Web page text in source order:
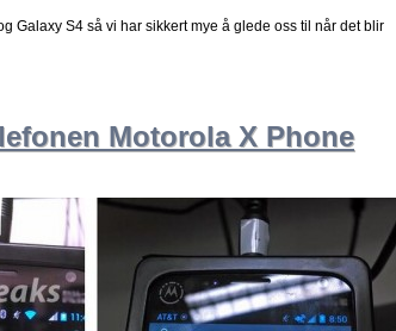
Galaxy S4 så vi har sikkert mye å glede oss til når det blir
Motorola X Phone